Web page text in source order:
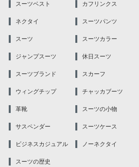
スーツベスト カフリンクス
ネクタイ スーツパンツ
スーツ スーツカラー
ジャンプスーツ 休日スーツ
スーツブランド スカーフ
ウィングチップ チャッカブーツ
革靴 スーツの小物
サスペンダー スーツケース
ビジネスカジュアル ノーネクタイ
スーツの歴史